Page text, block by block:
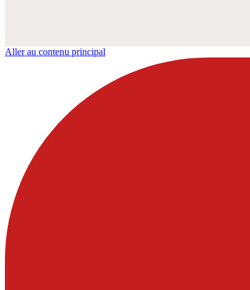
Aller au contenu principal